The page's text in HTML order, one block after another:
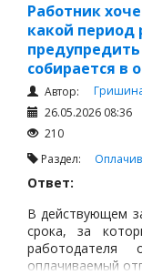
Работник
какой период
собирается в
Автор:
26.05.2026 08:36
210
Раздел:
Ответ:
В действующем
срока, за
оплачиваемый